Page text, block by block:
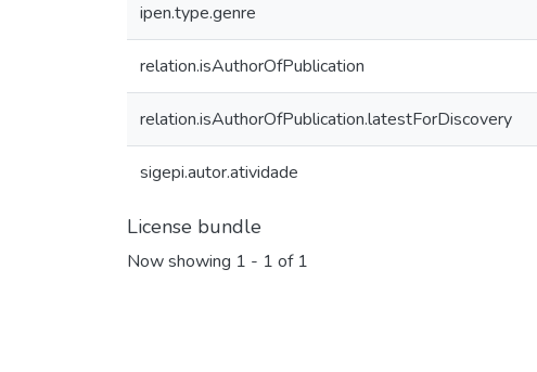
ipen.type.genre
relation.isAuthorOfPublication
relation.isAuthorOfPublication.latestForDiscovery
sigepi.autor.atividade
License bundle
Now showing 1 - 1 of 1